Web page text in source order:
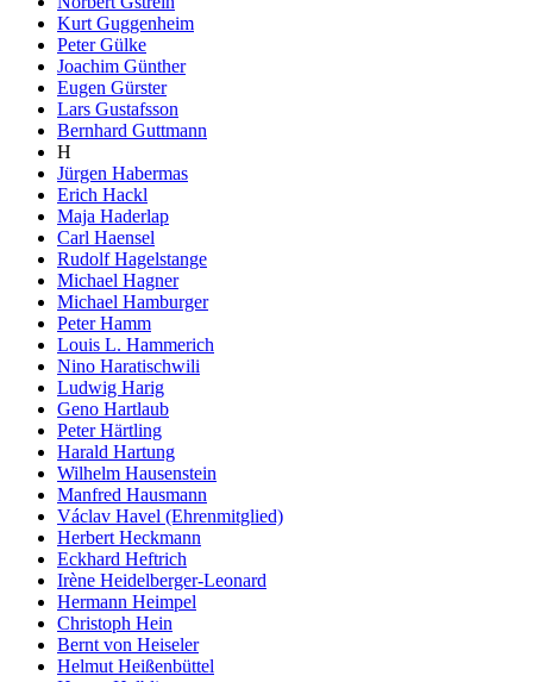
Kurt Guggenheim
Peter Gülke
Joachim Günther
Eugen Gürster
Lars Gustafsson
Bernhard Guttmann
H
Jürgen Habermas
Erich Hackl
Maja Haderlap
Carl Haensel
Rudolf Hagelstange
Michael Hagner
Michael Hamburger
Peter Hamm
Louis L. Hammerich
Nino Haratischwili
Ludwig Harig
Geno Hartlaub
Peter Härtling
Harald Hartung
Wilhelm Hausenstein
Manfred Hausmann
Václav Havel (Ehrenmitglied)
Herbert Heckmann
Eckhard Heftrich
Irène Heidelberger-Leonard
Hermann Heimpel
Christoph Hein
Bernt von Heiseler
Helmut Heißenbüttel